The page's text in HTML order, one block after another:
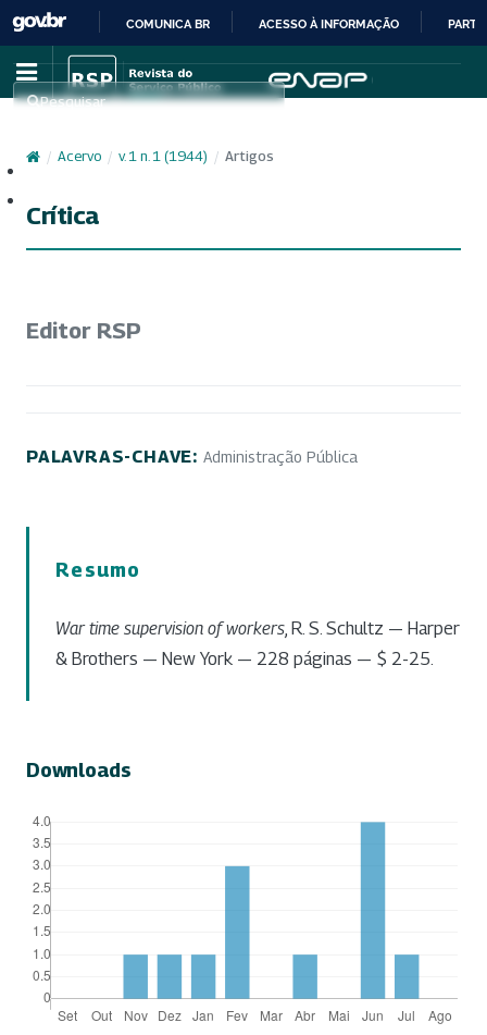
IR
PARA
CONTEÚDO
COMUNICA BR ACESSO À INFORMAÇÃO
Pesquisar
/ Acervo / v. 1 n. 1 (1944) / Artigos
Crítica
Editor RSP
PALAVRAS-CHAVE: Administração Pública
Resumo
War time supervision of workers , R. S. Schultz — Harper
& Brothers — New York — 228 páginas — $ 2-25.
Downloads